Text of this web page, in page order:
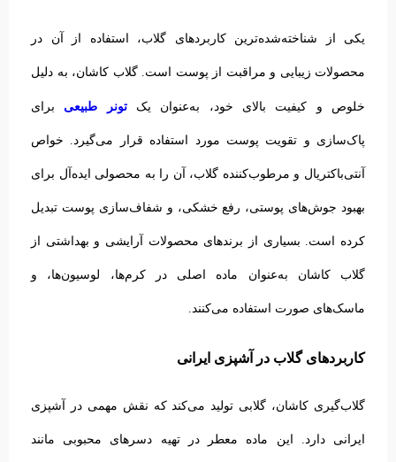
یکی از شناخته‌شده‌ترین کاربردهای گلاب، استفاده از آن در
محصولات زیبایی و مراقبت از پوست است. گلاب کاشان، به دلیل
خلوص و کیفیت بالای خود، به‌عنوان یکتونر طبیعی برای
پاک‌سازی و تقویت پوست مورد استفاده قرار می‌گیرد. خواص
آنتی‌باکتریال و مرطوب‌کننده گلاب، آن را به محصولی ایده‌آل برای
بهبود جوش‌های پوستی، رفع خشکی، و شفاف‌سازی پوست تبدیل
کرده است. بسیاری از برندهای محصولات آرایشی و بهداشتی از
گلاب کاشان به‌عنوان ماده اصلی در کرم‌ها، لوسیون‌ها، و
ماسک‌های صورت استفاده می‌کنند.
کاربردهای گلاب در آشپزی ایرانی
گلاب‌گیری کاشان، گلابی تولید می‌کند که نقش مهمی در آشپزی
ایرانی دارد. این ماده معطر در تهیه دسرهای محبوبی مانند